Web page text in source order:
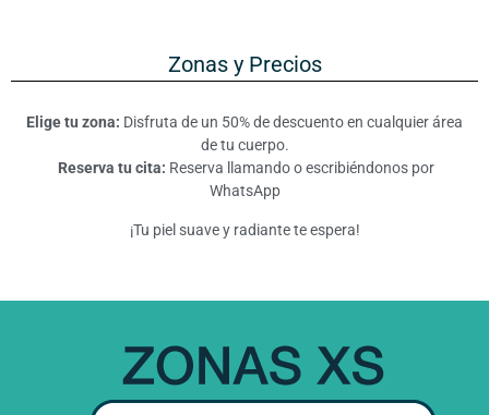
Zonas y Precios
Elige tu zona: Disfruta de un 50% de descuento en cualquier área
de tu cuerpo.
Reserva tu cita: Reserva llamando o escribiéndonos por
WhatsApp
¡Tu piel suave y radiante te espera!